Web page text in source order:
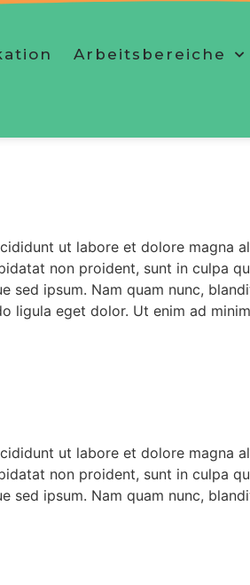
Arbeitsbereiche
ut labore et dolore magna
non proident, sunt in culpa
ipsum. Nam quam nunc,
ligula eget dolor. Ut enim ad
ut labore et dolore magna
non proident, sunt in culpa
sed ipsum. Nam quam nunc,